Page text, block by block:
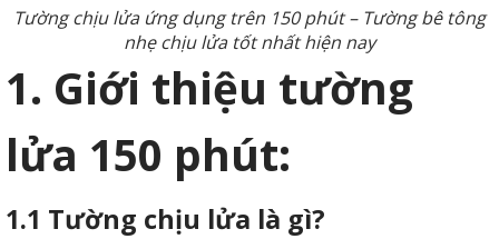
Tường chịu lửa ứng dụng trên 150 phút – Tường bê tông
nhẹ chịu lửa tốt nhất hiện nay
1. Giới thiệu tường
lửa 150 phút:
1.1 Tường chịu lửa là gì?